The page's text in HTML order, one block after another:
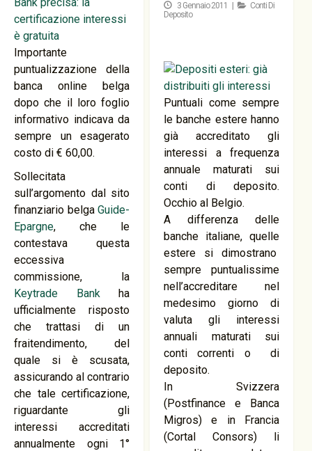
Importante
puntualizzazione della
banca online belga
dopo che il loro foglio
informativo indicava da
sempre un esagerato
costo di € 60,00.
Sollecitata
sull’argomento dal sito
finanziario belgaGuide-
Epargne, che le
contestava questa
eccessiva
commissione, la
Keytrade Bankha
ufficialmente risposto
che trattasi di un
fraitendimento, del
quale si è scusata,
assicurando al contrario
che tale certificazione,
riguardante gli
interessi accreditati
annualmente ogni 1°
3 Gennaio 2011 |
Conti Di
Deposito
Puntuali come sempre
le banche estere hanno
già accreditato gli
interessi a frequenza
annuale maturati sui
conti di deposito.
Occhio al Belgio.
A differenza delle
banche italiane, quelle
estere si dimostrano
sempre puntualissime
nell’accreditare nel
medesimo giorno di
valuta gli interessi
annuali maturati sui
conti correnti o di
deposito.
In Svizzera
(Postfinance e Banca
Migros) e in Francia
(Cortal Consors) li